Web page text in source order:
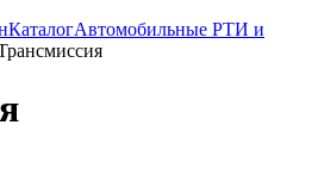
КаталогАвтомобильные РТИ и